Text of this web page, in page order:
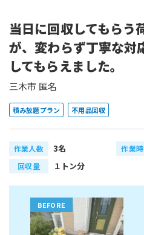
当日に回収してもらう
が、変わらず丁寧な対
してもらえました。
三木市 匿名
積み放題プラン 不用品回収
作業人数 3名 作業
回収量 １トン分